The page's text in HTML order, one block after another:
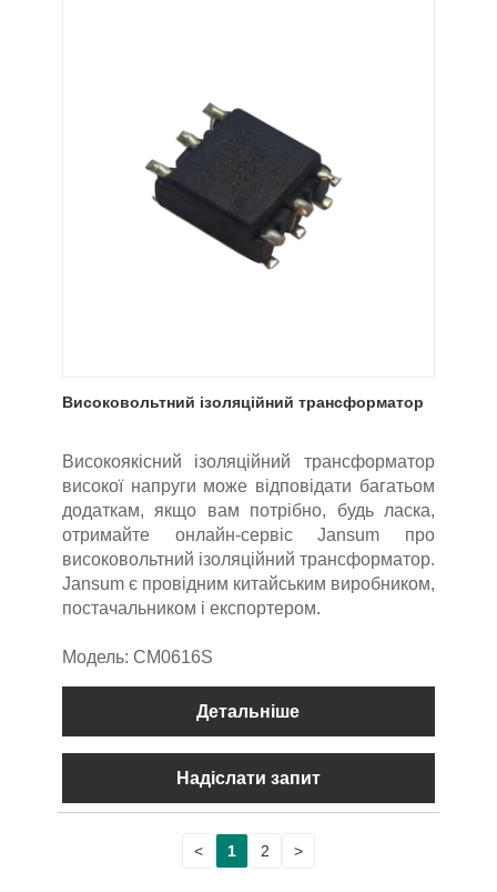
Високовольтний ізоляційний трансформатор
Високоякісний ізоляційний трансформатор
високої напруги може відповідати багатьом
додаткам, якщо вам потрібно, будь ласка,
отримайте онлайн-сервіс Jansum про
високовольтний ізоляційний трансформатор.
Jansum є провідним китайським виробником,
постачальником і експортером.
Модель: CM0616S
Детальніше
Надіслати запит
< 1 2 >